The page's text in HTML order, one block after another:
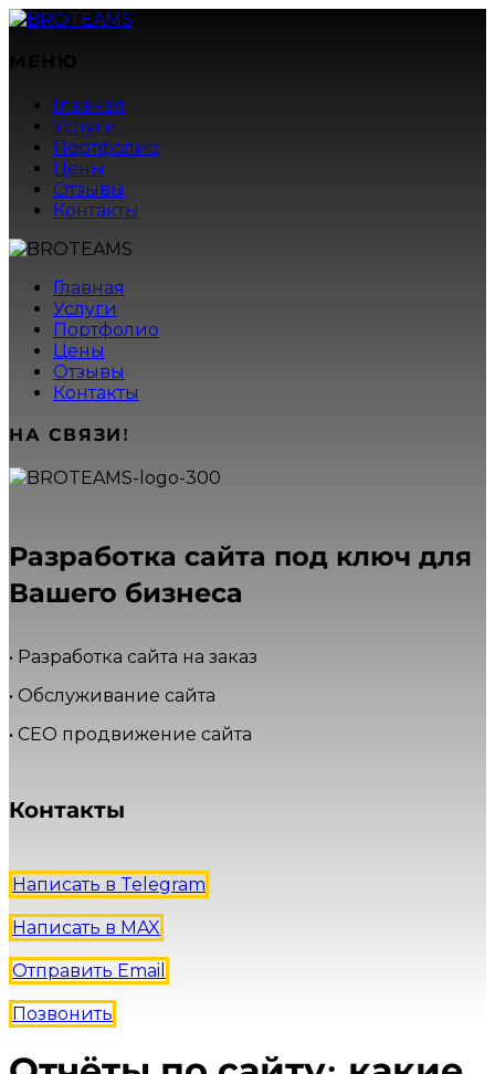
Главная
Услуги
Портфолио
Цены
Отзывы
Контакты
Главная
Услуги
Портфолио
Цены
Отзывы
Контакты
НА СВЯЗИ!
Разработка сайта под ключ для
Вашего бизнеса
• Разработка сайта на заказ
• Обслуживание сайта
• СЕО продвижение сайта
Контакты
Написать в Telegram
Написать в MAX
Отправить Email
Позвонить